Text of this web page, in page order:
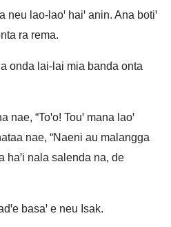
neu lao-laoꞌ haiꞌ anin. Ana botiꞌ
ra rema.
onda lai-lai mia banda onta
“Toꞌo! Touꞌ mana laoꞌ
nae, “Naeni au malangga
haꞌi nala salenda na, de
basaꞌ e neu Isak.